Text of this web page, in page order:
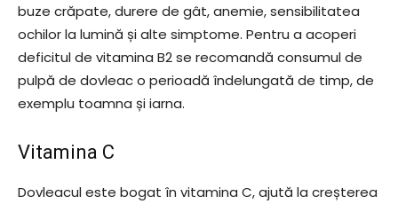
buze crăpate, durere de gât, anemie, sensibilitatea
ochilor la lumină și alte simptome. Pentru a acoperi
deficitul de vitamina B2 se recomandă consumul de
pulpă de dovleac o perioadă îndelungată de timp, de
exemplu toamna și iarna.
Vitamina C
Dovleacul este bogat în vitamina C, ajută la creșterea